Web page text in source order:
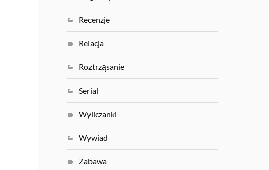
Recenzje
Relacja
Roztrząsanie
Serial
Wyliczanki
Wywiad
Zabawa